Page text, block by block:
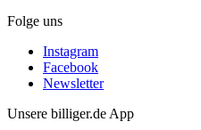
Folge uns
Instagram
Facebook
Newsletter
Unsere billiger.de App